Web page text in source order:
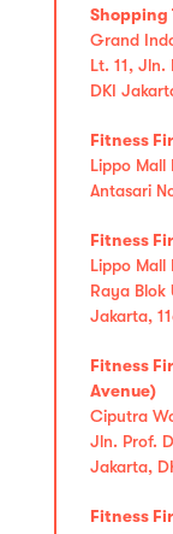
Shopping
Grand
Lt. 11, Jln.
DKI
Fitness
Lippo Mall
Antasari
Fitness
Lippo Mall
Raya Blok
Jakarta,
Fitness
Avenue)
Ciputra
Jln. Prof.
Jakarta,
Fitness